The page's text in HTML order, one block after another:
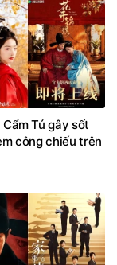
Cẩm Tú gây sốt
công chiếu trên